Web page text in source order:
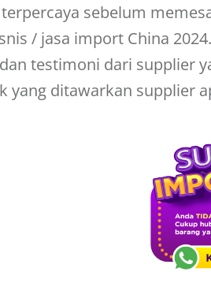
sebelum
/ jasa import China 2024
testimoni dari supplier
yang ditawarkan supplier